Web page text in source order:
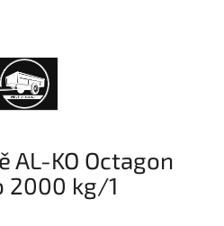
AL-KO Octagon
2000 kg/1